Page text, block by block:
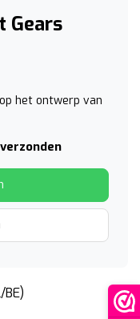
Gears
het ontwerp van